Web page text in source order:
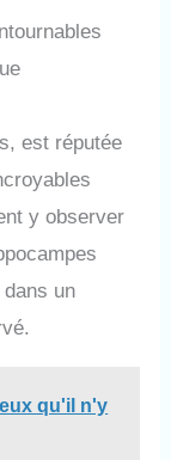
est réputée
y observer
un
qu'il n'y